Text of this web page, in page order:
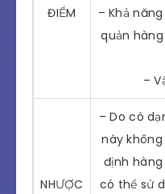
ĐIỂM
– Khả
quản
–
NHƯỢC
– Do có
này
định
có thể sử